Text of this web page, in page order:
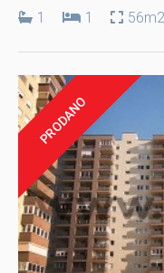
1 1 56m2
PRODANO